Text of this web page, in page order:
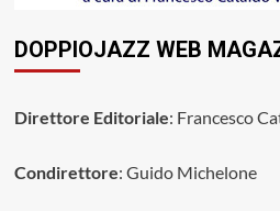
DOPPIOJAZZ WEB
Direttore Editoriale: Francesco
Condirettore: Guido Michelone